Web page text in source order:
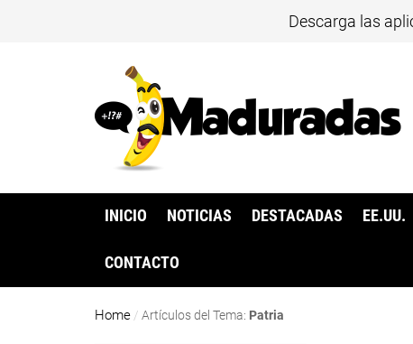
Descarga las
INICIO NOTICIAS DESTACADAS EE.UU.
CONTACTO
Home /Artículos del Tema: Patria